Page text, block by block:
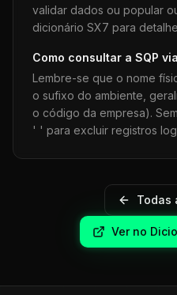
validar dados ou popular
dicionário SX7 para
Como consultar a SQP
Lembre-se que o nome
o sufixo do ambiente,
o código da empresa).
' ' para excluir registros
Todas
Ver no